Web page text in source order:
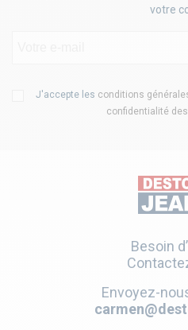
votre
J'accepte les conditions
confidentialité
Besoin
Envoyez-